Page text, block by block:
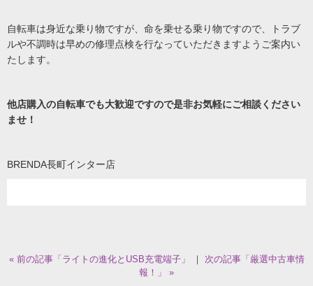
自転車は身近な乗り物ですが、命を乗せる乗り物ですので、トラブ
ルや不調時は早めの修理点検を行なっていただきますようご案内い
たします。
他店購入の自転車でも大歓迎ですので是非お気軽にご相談ください
ませ！
BRENDA長町インター店
« 前の記事「ライトの進化とUSB充電端子」 ｜ 次の記事「厳選中古車情
報！」 »